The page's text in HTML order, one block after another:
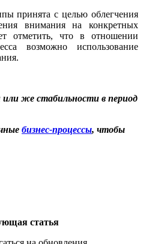
принята с целью облегчения
внимания на конкретных
отметить, что в отношении
возможно использование
же стабильности в период
бизнес-процессы, чтобы
статья